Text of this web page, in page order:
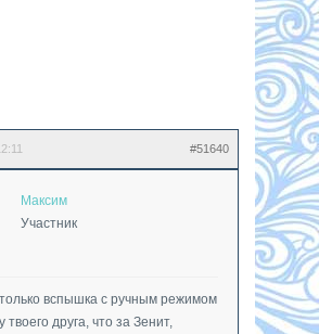
#51640
Максим
Участник
вспышка с ручным режимом
друга, что за Зенит,